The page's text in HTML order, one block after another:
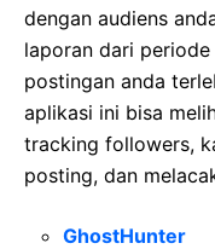
dengan audiens
laporan dari
postingan anda
aplikasi ini bisa
tracking followers,
posting, dan
GhostHunter